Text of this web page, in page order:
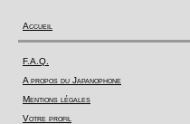
Accueil
F.A.Q.
A propos du Japanophone
Mentions légales
Votre profil